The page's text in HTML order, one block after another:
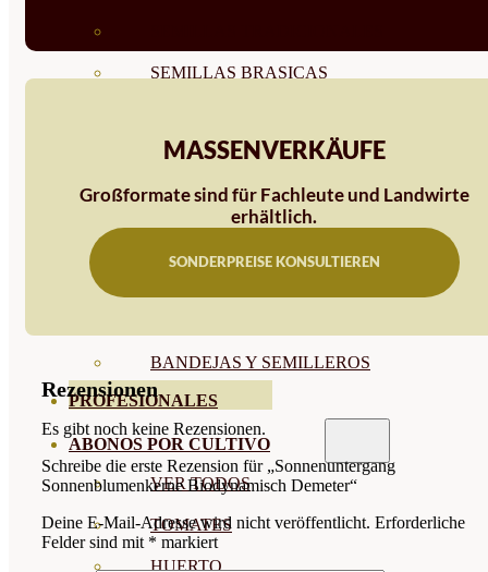
SEMILLAS BRASICAS
SEMILLAS LEGUMINOSAS
MICROGREEN
BANDEJAS Y SEMILLEROS
PROFESIONALES
ABONOS POR CULTIVO
VER TODOS
TOMATES
HUERTO
MASSENVERKÄUFE
Großformate sind für Fachleute und Landwirte
erhältlich.
SONDERPREISE KONSULTIEREN
Rezensionen
Es gibt noch keine Rezensionen.
Schreibe die erste Rezension für „Sonnenuntergang
Sonnenblumenkerne Biodynamisch Demeter“
Deine E-Mail-Adresse wird nicht veröffentlicht. Erforderliche
Felder sind mit * markiert